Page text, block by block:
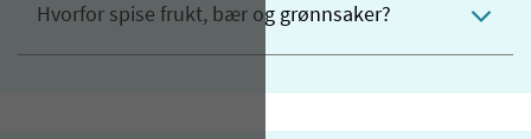
Hvorfor spise frukt, bær og grønnsaker?